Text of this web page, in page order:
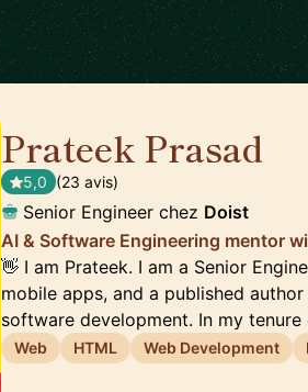
Prateek Prasad
5,0 (23 avis)
Senior Engineer chez Doist
AI & Software Engineering mentor
👋 I am Prateek. I am a Senior
mobile apps, and a published
software development. In my
Web HTML Web Development